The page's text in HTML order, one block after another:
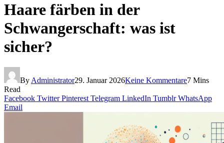
Haare färben in der
Schwangerschaft: was ist
sicher?
By Administrator29. Januar 2026Keine Kommentare7 Mins
Read
Facebook Twitter Pinterest Telegram LinkedIn Tumblr WhatsApp
Email